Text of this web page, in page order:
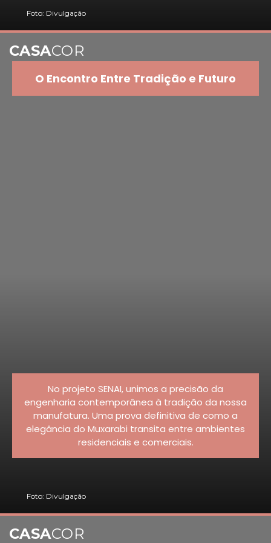
Foto: Divulgação
No projeto SENAI, unimos a precisão da
engenharia contemporânea à tradição da nossa
manufatura. Uma prova definitiva de como a
elegância do Muxarabi transita entre ambientes
residenciais e comerciais.
O Encontro Entre Tradição e Futuro
Foto: Divulgação
CASACOR
CASACOR